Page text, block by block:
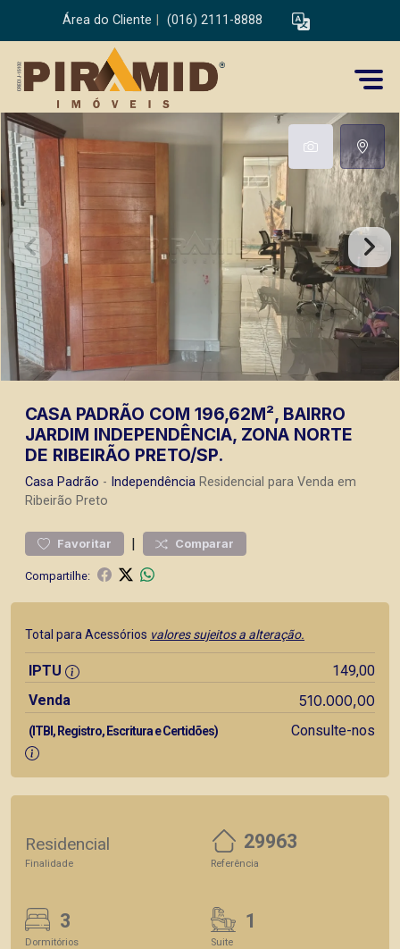
Área do Cliente (016) 2111-8888
CASA PADRÃO COM 196,62M², BAIRRO
JARDIM INDEPENDÊNCIA, ZONA NORTE
DE RIBEIRÃO PRETO/SP.
Casa Padrão - Independência Residencial para Venda em
Ribeirão Preto
Favoritar | Comparar
Compartilhe:
Total para Acessórios valores sujeitos a alteração.
IPTU
149,00
Venda
510.000,00
(ITBI, Registro, Escritura e Certidões) Consulte-nos
Residencial
Finalidade
29963
Referência
3
Dormitórios
1
Suite